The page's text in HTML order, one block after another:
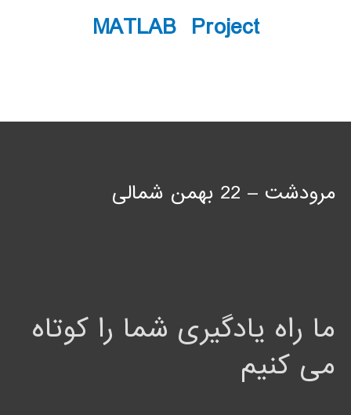
MATLAB Project
مرودشت – 22 بهمن شمالی
ما راه یادگیری شما را کوتاه
می کنیم